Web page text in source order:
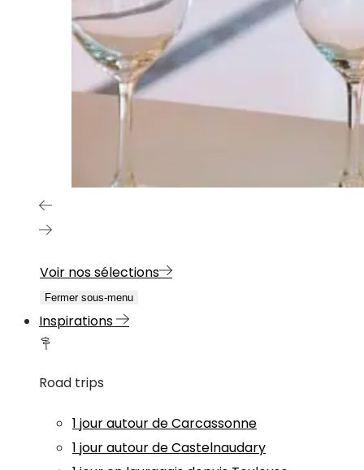
Voir nos sélections
Fermer sous-menu
Inspirations
Road trips
1 jour autour de Carcassonne
1 jour autour de Castelnaudary